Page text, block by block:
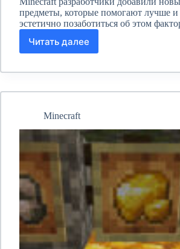
предметы, которые помогают лучше и
эстетично позаботиться об этом
Читать далее
Свеча
как
зачем
Minecraft